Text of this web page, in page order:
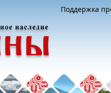
Поддержка